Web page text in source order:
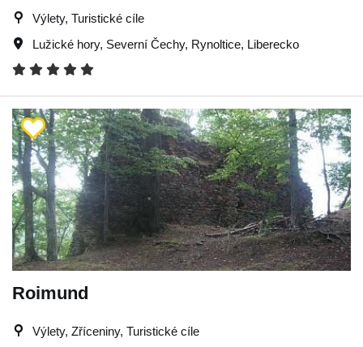
Výlety, Turistické cíle
Lužické hory, Severní Čechy, Rynoltice, Liberecko
Roimund
Výlety, Zříceniny, Turistické cíle